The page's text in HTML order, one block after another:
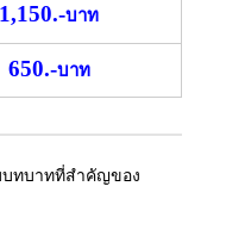
1,150.-บาท
650.-บาท
บทบาทที่สำคัญของ